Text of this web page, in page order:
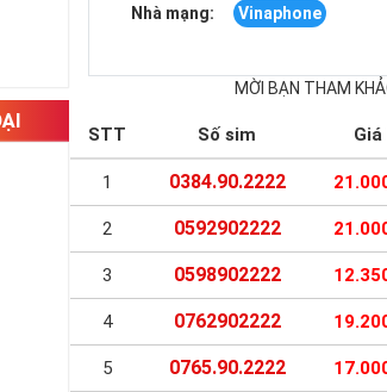
Nhà mạng: Vinaphone
MỜI BẠN THAM
STT Số sim Giá
1 0384.90.2222
2 0592902222
3 0598902222
4 0762902222
5 0765.90.2222